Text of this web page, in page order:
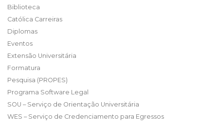
Biblioteca
Católica Carreiras
Diplomas
Eventos
Extensão Universitária
Formatura
Pesquisa (PROPES)
Programa Software Legal
SOU – Serviço de Orientação Universitária
WES – Serviço de Credenciamento para Egressos